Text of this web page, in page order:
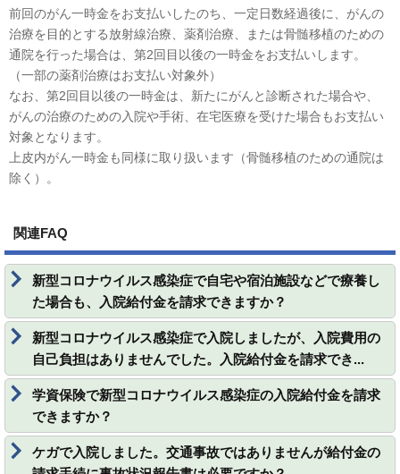
前回のがん一時金をお支払いしたのち、一定日数経過後に、がんの
治療を目的とする放射線治療、薬剤治療、または骨髄移植のための
通院を行った場合は、第2回目以後の一時金をお支払いします。
（一部の薬剤治療はお支払い対象外）
なお、第2回目以後の一時金は、新たにがんと診断された場合や、
がんの治療のための入院や手術、在宅医療を受けた場合もお支払い
対象となります。
上皮内がん一時金も同様に取り扱います（骨髄移植のための通院は
除く）。
関連FAQ
新型コロナウイルス感染症で自宅や宿泊施設などで療養し
た場合も、入院給付金を請求できますか？
新型コロナウイルス感染症で入院しましたが、入院費用の
自己負担はありませんでした。入院給付金を請求でき...
学資保険で新型コロナウイルス感染症の入院給付金を請求
できますか？
ケガで入院しました。交通事故ではありませんが給付金の